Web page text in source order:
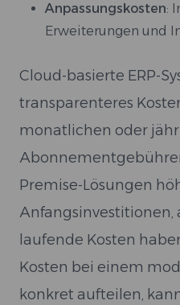
Anpassungskosten:
Erweiterungen und
Cloud-basierte ERP-
transparenteres
monatlichen oder
Premise-Lösungen
Anfangsinvestitionen,
laufende Kosten
Kosten bei einem
konkret aufteilen,